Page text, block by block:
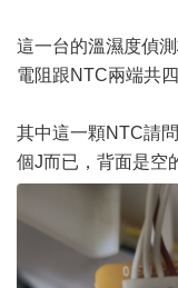
這一台的溫濕度偵
電阻跟NTC兩端共
其中這一顆NTC請
個J而已，背面是空